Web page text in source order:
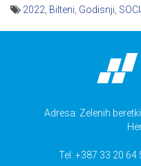
2022 Bilteni Godisnji
Adresa: Zelenih
Tel: +387 33 20 64